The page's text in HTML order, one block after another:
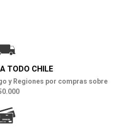
TODO CHILE
y Regiones por compras sobre